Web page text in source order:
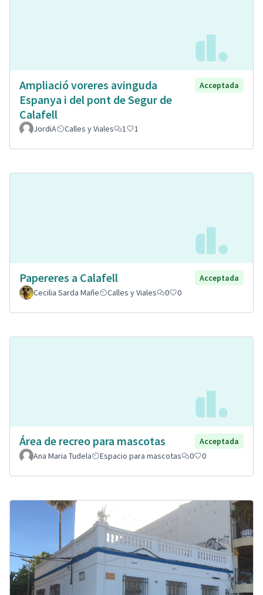
Ampliació voreres avinguda
Espanya i del pont de Segur de
Calafell
Acceptada
JordiA Calles y Viales 1 1
Papereres a Calafell
Acceptada
Cecilia Sarda Mañe
Calles y Viales 0 0
Área de recreo para mascotas
Acceptada
Ana Maria Tudela
Espacio para mascotas 0 0